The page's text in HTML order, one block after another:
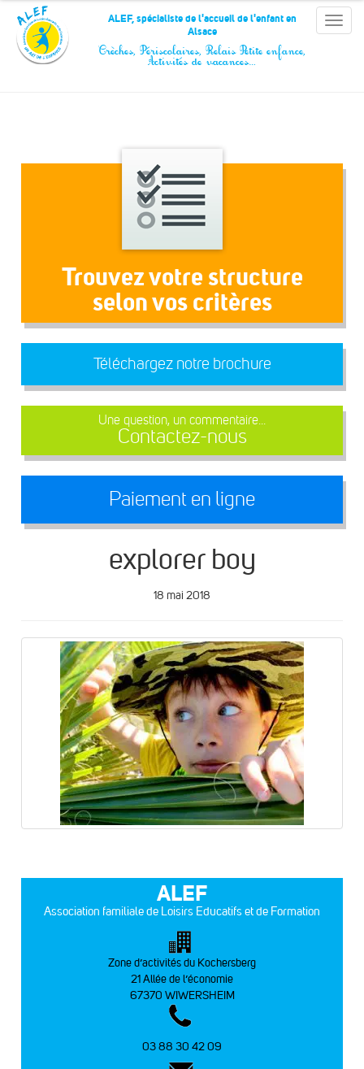
Panneau de gestion des cookies
Toggle
ALEF, spécialiste de l'accueil de l'enfant en
Alsace
Crèches, Périscolaires, Relais Petite enfance,
Activités de vacances…
Trouvez votre structure
selon vos critères
Téléchargez notre brochure
Une question, un commentaire...
Contactez-nous
Paiement en ligne
explorer boy
18 mai 2018
ALEF
Association familiale de Loisirs Educatifs et de Formation
Zone d’activités du Kochersberg
21 Allée de l’économie
67370 WIWERSHEIM
03 88 30 42 09